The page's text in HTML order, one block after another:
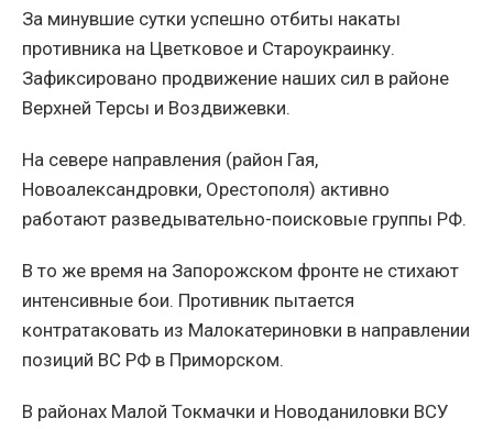
За минувшие сутки успешно отбиты накаты
противника на Цветковое и Староукраинку.
Зафиксировано продвижение наших сил в районе
Верхней Терсы и Воздвижевки.
На севере направления (район Гая,
Новоалександровки, Орестополя) активно
работают разведывательно-поисковые группы РФ.
В то же время на Запорожском фронте не стихают
интенсивные бои. Противник пытается
контратаковать из Малокатериновки в направлении
позиций ВС РФ в Приморском.
В районах Малой Токмачки и Новоданиловки ВСУ